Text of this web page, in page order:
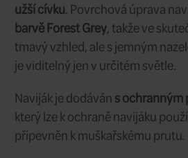
Guideline Fario Click
muškařských navijáků
hladkou cvrčkovou
zabraňuje
cívkou a samotným